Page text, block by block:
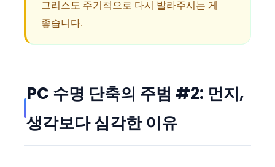
그리스도 주기적으로 다시 발라주시는 게
좋습니다.
PC 수명 단축의 주범 #2: 먼지,
생각보다 심각한 이유